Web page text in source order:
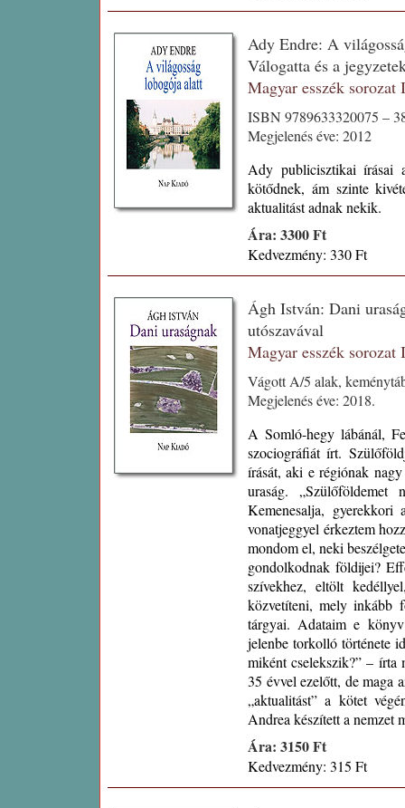
Ady Endre: A
Válogatta és a
Magyar esszék sorozat
ISBN 9789633320075 –
Megjelenés éve: 2012
Ady publicisztikai írásai
kötődnek, ám szinte
aktualitást adnak nekik.
Ára: 3300 Ft
Kedvezmény: 330 Ft
Ágh István: Dani
utószavával
Magyar esszék sorozat
Vágott A/5 alak,
Megjelenés éve: 2018.
A Somló-hegy lábánál,
szociográfiát írt.
írását, aki e régiónak
uraság. „Szülőföldemet
Kemenesalja,
vonatjeggyel érkeztem
mondom el, neki
gondolkodnak földijei?
szívekhez, eltölt
közvetíteni, mely inkább
tárgyai. Adataim e
jelenbe torkolló története
miként cselekszik?” – írta
35 évvel ezelőtt, de maga
„aktualitást” a kötet
Andrea készített a nemzet
Ára: 3150 Ft
Kedvezmény: 315 Ft